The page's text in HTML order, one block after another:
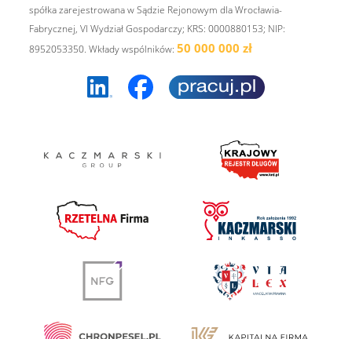
spółka zarejestrowana w Sądzie Rejonowym dla Wrocławia-
Fabrycznej, VI Wydział Gospodarczy; KRS: 0000880153; NIP:
8952053350. Wkłady wspólników:50 000 000 zł